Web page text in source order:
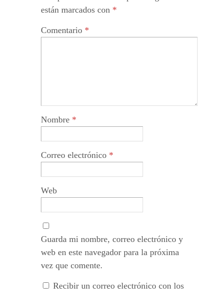
están marcados con *
Comentario *
Nombre *
Correo electrónico *
Web
Guarda mi nombre, correo electrónico y
web en este navegador para la próxima
vez que comente.
Recibir un correo electrónico con los